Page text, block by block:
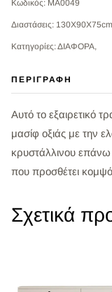
Κωδικός: MA0049
Διαστάσεις: 130X90X75cm
Κατηγορίες: ΔΙΑΦΟΡΑ,
ΠΕΡΙΓΡΑΦΉ
Αυτό το εξαιρετικό
μασίφ οξιάς με την
κρυστάλλινου
που προσθέτει
Σχετικά